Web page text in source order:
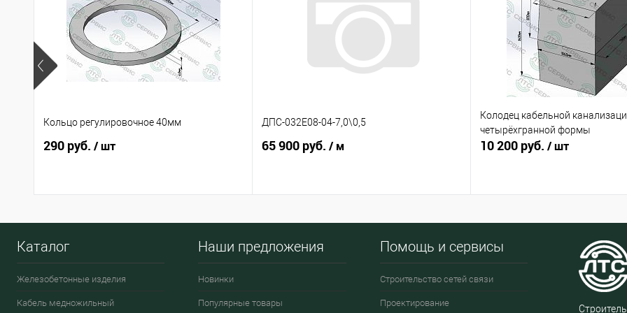
Кольцо регулировочное 40мм
290 руб. / шт
ДПС-032Е08-04-7,0\0,5
65 900 руб. / м
Колодец кабельной
четырёхгранной формы
10 200 руб. / шт
Каталог
Железобетонные изделия
Кабель медножильный
Наши предложения
Новинки
Популярные товары
Помощь и сервисы
Строительство сетей связи
Проектирование